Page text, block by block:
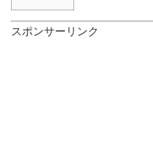
スポンサーリンク